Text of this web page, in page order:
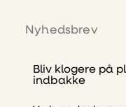
Nyhedsbrev
Bliv klogere på
indbakke